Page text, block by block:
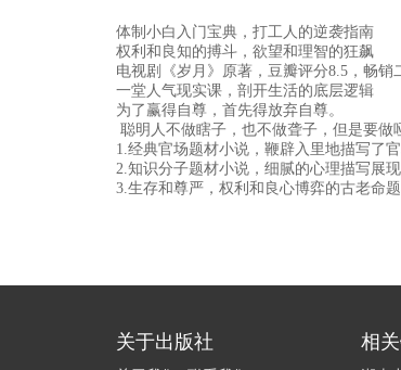
体制小白入门宝典，打工人的逆袭指南
权利和良知的搏斗，欲望和理智的狂飙
电视剧《岁月》原著，豆瓣评分8.5，畅销
一堂人气现实课，剖开生活的底层逻辑
为了赢得自尊，首先得放弃自尊。
聪明人不做瞎子，也不做聋子，但是要做
1.经典官场题材小说，鞭辟入里地描写了官
2.知识分子题材小说，细腻的心理描写展
3.生存和尊严，权利和良心博弈的古老命
关于出版社 相